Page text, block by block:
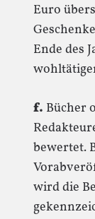
Euro
Ende des
f. Bücher
bewertet.
wird die